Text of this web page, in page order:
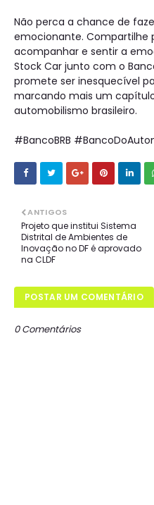
Não perca a chance de
emocionante. Compartilhe
acompanhar e sentir a
Stock Car junto com o
promete ser inesquecível
marcando mais um
automobilismo brasileiro.
#BancoBRB
ANTIGOS
Projeto que institui Sistema
Distrital de Ambientes de
Inovação no DF é aprovado
na CLDF
POSTAR UM COMENTÁRIO
0 Comentários